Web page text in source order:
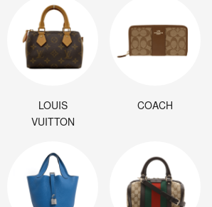
LOUIS
VUITTON
COACH